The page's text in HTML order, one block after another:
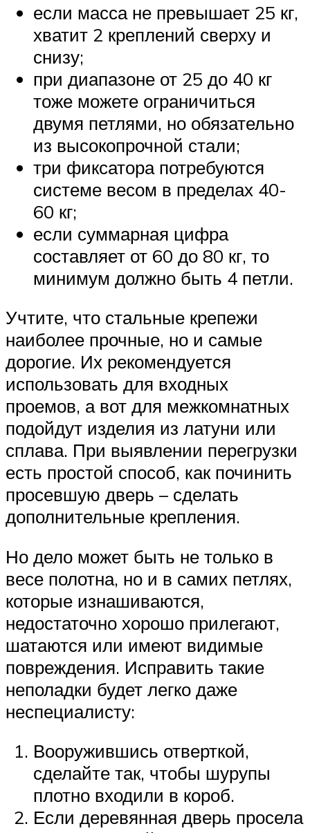
если масса не превышает 25 кг,
хватит 2 креплений сверху и
снизу;
при диапазоне от 25 до 40 кг
тоже можете ограничиться
двумя петлями, но обязательно
из высокопрочной стали;
три фиксатора потребуются
системе весом в пределах 40-
60 кг;
если суммарная цифра
составляет от 60 до 80 кг, то
минимум должно быть 4 петли.
Учтите, что стальные крепежи
наиболее прочные, но и самые
дорогие. Их рекомендуется
использовать для входных
проемов, а вот для межкомнатных
подойдут изделия из латуни или
сплава. При выявлении перегрузки
есть простой способ, как починить
просевшую дверь – сделать
дополнительные крепления.
Но дело может быть не только в
весе полотна, но и в самих петлях,
которые изнашиваются,
недостаточно хорошо прилегают,
шатаются или имеют видимые
повреждения. Исправить такие
неполадки будет легко даже
неспециалисту:
Вооружившись отверткой,
сделайте так, чтобы шурупы
плотно входили в короб.
Если деревянная дверь просела